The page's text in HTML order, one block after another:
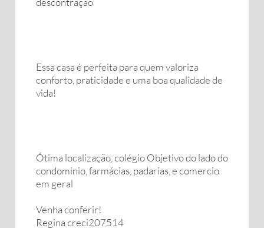
Essa casa é perfeita para quem valoriza
conforto, praticidade e uma boa qualidade de
vida!
Ótima localização, colégio Objetivo do lado do
condominio, farmácias, padarias, e comercio
em geral
Venha conferir!
Regina creci207514